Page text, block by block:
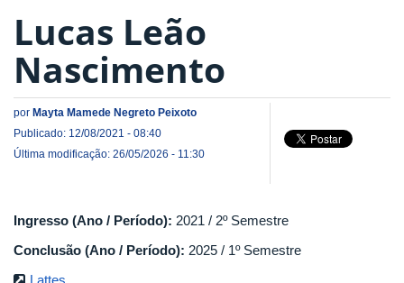
Lucas Leão
Nascimento
por Mayta Mamede Negreto Peixoto
Publicado: 12/08/2021 - 08:40
Última modificação: 26/05/2026 - 11:30
Ingresso (Ano / Período): 2021 / 2º Semestre
Conclusão (Ano / Período): 2025 / 1º Semestre
Lattes